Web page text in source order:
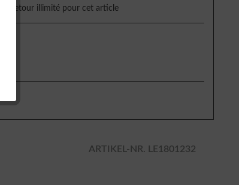
de retour illimité pour cet article
ARTIKEL-NR. LE1801232